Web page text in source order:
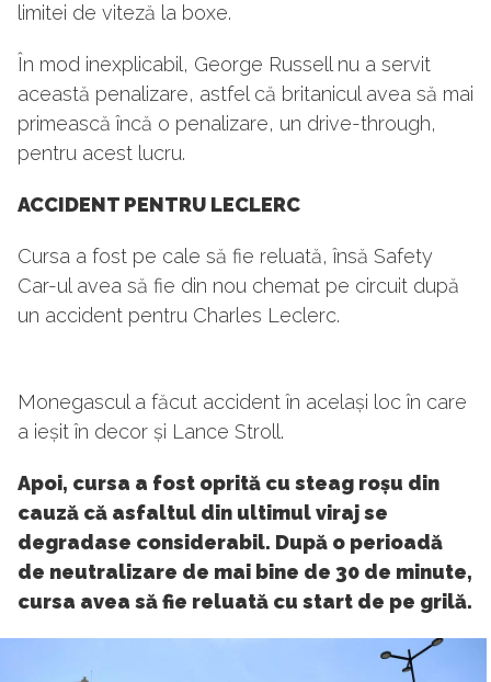
limitei de viteză la boxe.
În mod inexplicabil, George Russell nu a servit
această penalizare, astfel că britanicul avea să mai
primească încă o penalizare, un drive-through,
pentru acest lucru.
ACCIDENT PENTRU LECLERC
Cursa a fost pe cale să fie reluată, însă Safety
Car-ul avea să fie din nou chemat pe circuit după
un accident pentru Charles Leclerc.
Monegascul a făcut accident în același loc în care
a ieșit în decor și Lance Stroll.
Apoi, cursa a fost oprită cu steag roșu din
cauză că asfaltul din ultimul viraj se
degradase considerabil. După o perioadă
de neutralizare de mai bine de 30 de minute,
cursa avea să fie reluată cu start de pe grilă.